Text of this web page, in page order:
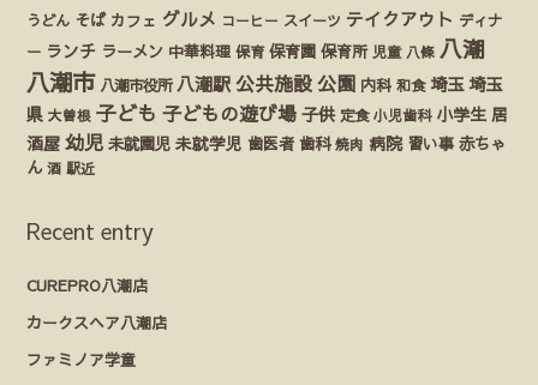
うどん そば カフェ グルメ コーヒー スイーツ テイクアウト ディナ
ー ランチ ラーメン 中華料理 保育 保育園 保育所 児童 八條 八潮
八潮市 八潮市役所 八潮駅 公共施設 公園 内科 和食 埼玉 埼玉
県 大曽根 子ども 子どもの遊び場 子供 定食 小児歯科 小学生 居
酒屋 幼児 未就園児 未就学児 歯医者 歯科 焼肉 病院 習い事 赤ちゃ
ん 酒 駅近
Recent entry
CUREPRO八潮店
カークスヘア八潮店
ファミノア学童